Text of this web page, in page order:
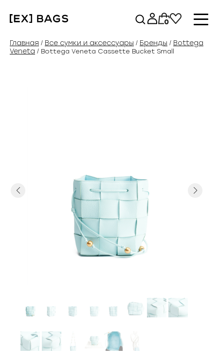
содержимому
0
Главная / Все сумки и аксессуары / Бренды / Bottega
Veneta / Bottega Veneta Cassette Bucket Small
Previous Next